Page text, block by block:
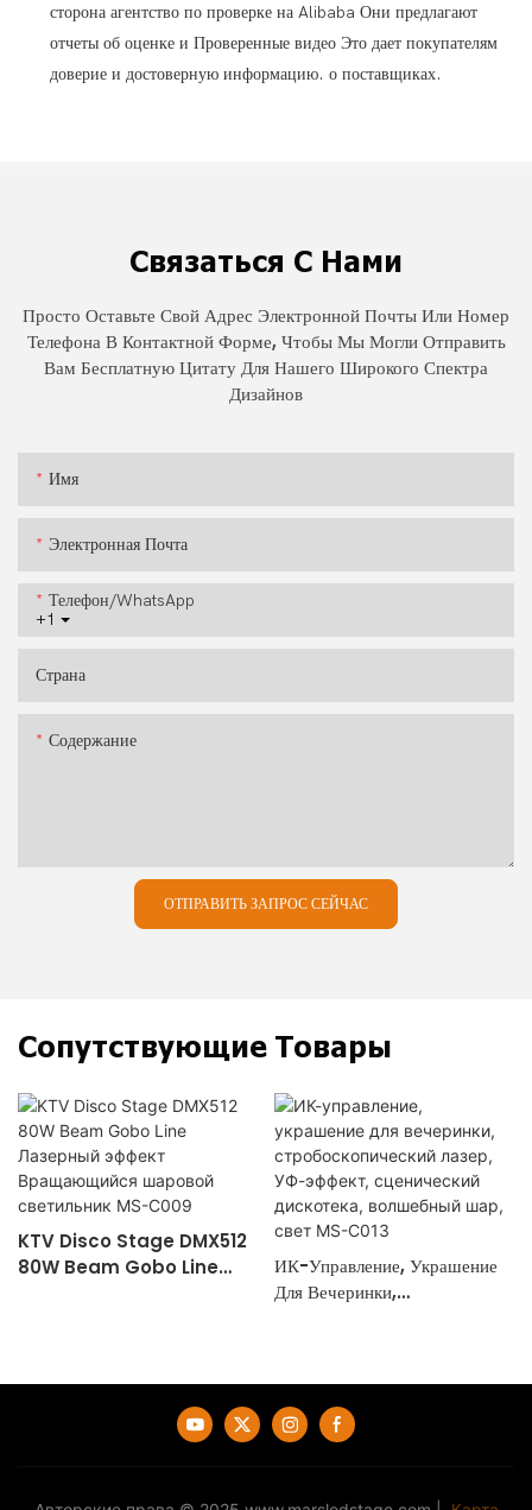
сторона агентство по проверке на Alibaba Они предлагают
отчеты об оценке и Проверенные видео Это дает покупателям
доверие и достоверную информацию. о поставщиках.
Связаться С Нами
Просто Оставьте Свой Адрес Электронной Почты Или Номер
Телефона В Контактной Форме, Чтобы Мы Могли Отправить
Вам Бесплатную Цитату Для Нашего Широкого Спектра
Дизайнов
Имя
Электронная Почта
+1
Телефон/WhatsApp
Страна
Содержание
ОТПРАВИТЬ ЗАПРОС СЕЙЧАС
Сопутствующие Товары
KTV Disco Stage DMX512
80W Beam Gobo Line
ИК-Управление, Украшение
Для Вечеринки,